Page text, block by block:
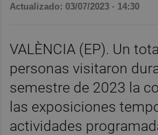
Actualizado: 03/07/2023 · 14:30
VALÈNCIA (EP). Un
personas visitaron
semestre de 2023 la
las exposiciones
actividades